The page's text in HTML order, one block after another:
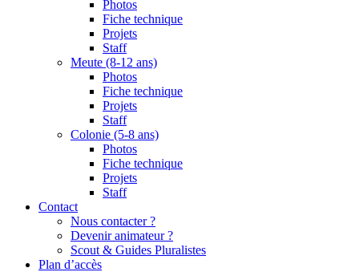
Photos
Fiche technique
Projets
Staff
Meute (8-12 ans)
Photos
Fiche technique
Projets
Staff
Colonie (5-8 ans)
Photos
Fiche technique
Projets
Staff
Contact
Nous contacter ?
Devenir animateur ?
Scout & Guides Pluralistes
Plan d’accès